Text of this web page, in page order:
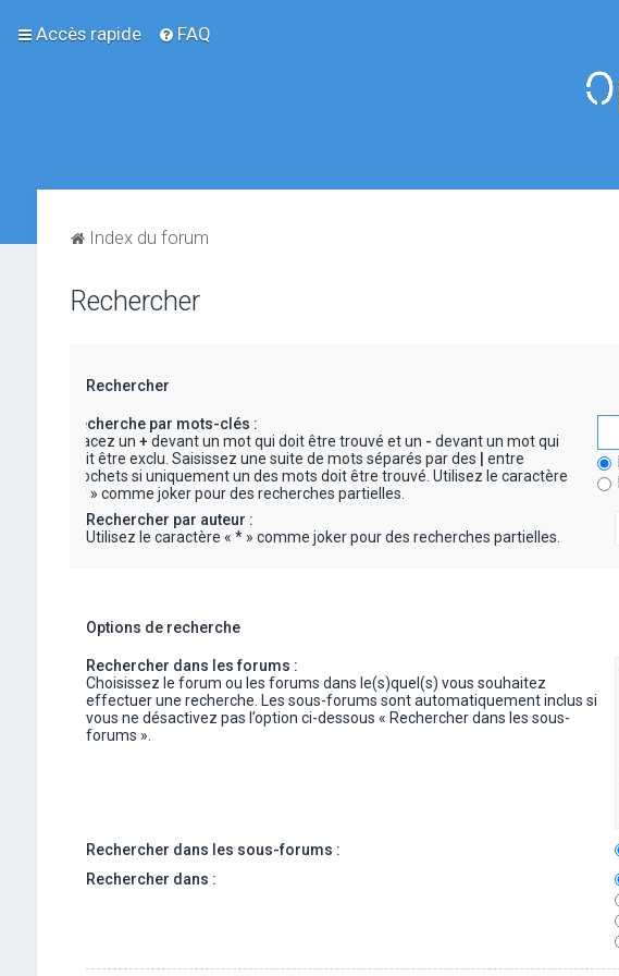
Accès rapide FAQ
Index du forum
Rechercher
Rechercher
Recherche par mots-clés :
Placez un + devant un mot qui doit être trouvé et un - devant un mot qui
doit être exclu. Saisissez une suite de mots séparés par des
entre
crochets si uniquement un des mots doit être trouvé. Utilisez le caractère
« * » comme joker pour des recherches partielles.
Rechercher par auteur :
Utilisez le caractère « * » comme joker pour des recherches partielles.
Options de recherche
Rechercher dans les forums :
Choisissez le forum ou les forums dans le(s)quel(s) vous souhaitez
effectuer une recherche. Les sous-forums sont automatiquement inclus si
vous ne désactivez pas l’option ci-dessous « Rechercher dans les sous-
forums ».
Rechercher dans les sous-forums :
Rechercher dans :